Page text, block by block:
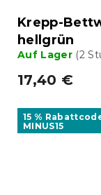
Krepp-
hellgrün
Auf Lager (2
17,40 €
15 %
MINUS15